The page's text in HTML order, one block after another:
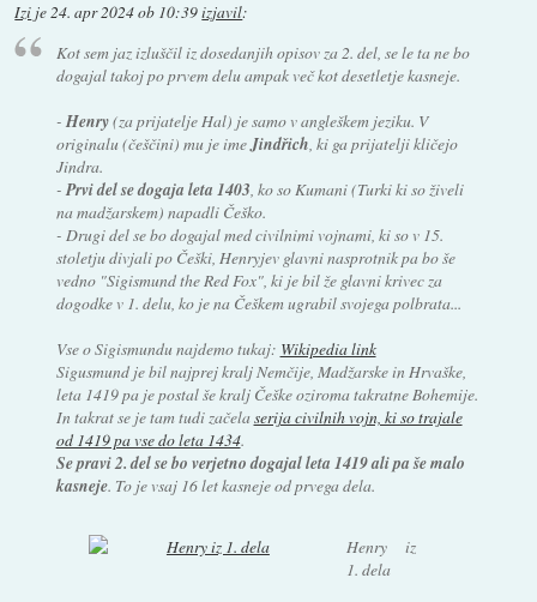
Izi je24. apr 2024 ob 10:39izjavil:
Kot sem jaz izluščil iz dosedanjih opisov za 2. del, se le ta ne bo
dogajal takoj po prvem delu ampak več kot desetletje kasneje.
- Henry(za prijatelje Hal) je samo v angleškem jeziku. V
originalu (češčini) mu je ime Jindřich , ki ga prijatelji kličejo
Jindra.
- Prvi del se dogaja leta 1403 , ko so Kumani (Turki ki so živeli
na madžarskem) napadli Češko.
- Drugi del se bo dogajal med civilnimi vojnami, ki so v 15.
stoletju divjali po Češki, Henryjev glavni nasprotnik pa bo še
vedno "Sigismund the Red Fox", ki je bil že glavni krivec za
dogodke v 1. delu, ko je na Češkem ugrabil svojega polbrata...
Vse o Sigismundu najdemo tukaj: Wikipedia link
Sigusmund je bil najprej kralj Nemčije, Madžarske in Hrvaške,
leta 1419 pa je postal še kralj Češke oziroma takratne Bohemije.
In takrat se je tam tudi začelaserija civilnih vojn, ki so trajale
od 1419 pa vse do leta 1434.
Se pravi 2. del se bo verjetno dogajal leta 1419 ali pa še malo
kasneje. To je vsaj 16 let kasneje od prvega dela.
Henry iz
1. dela